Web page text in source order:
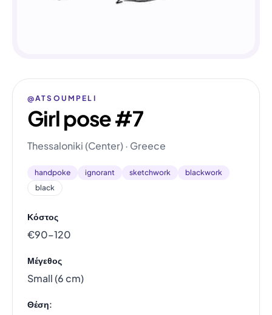
@ATSOUMPELI
Girl pose #7
Thessaloniki (Center) · Greece
handpoke ignorant sketchwork
blackwork
black
Κόστος
€90–120
Μέγεθος
Small (6 cm)
Θέση: